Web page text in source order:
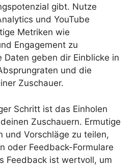
gibt. Nutze
und YouTube
Metriken wie
Engagement zu
Daten geben dir Einblicke in
und die
Zuschauer.
Schritt ist das Einholen
Zuschauern. Ermutige
und Vorschläge zu teilen,
oder Feedback-Formulare
Feedback ist wertvoll, um